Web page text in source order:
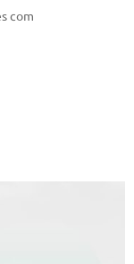
com